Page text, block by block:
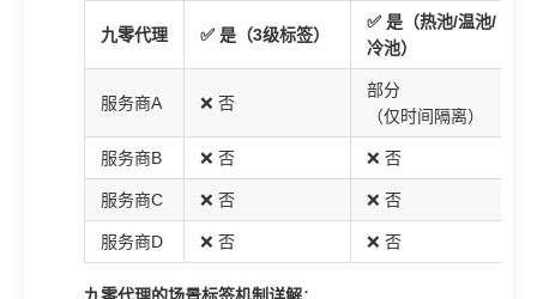
九零代理 ✅ 是（3级标签）
✅ 是（热池/温池/
冷池）
服务商A ❌ 否
部分
（仅时间隔离）
服务商B ❌ 否 ❌ 否
服务商C ❌ 否 ❌ 否
服务商D ❌ 否 ❌ 否